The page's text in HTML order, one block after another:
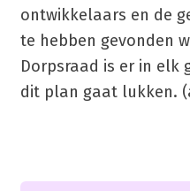
ontwikkelaars en de
te hebben gevonden
Dorpsraad is er in elk
dit plan gaat lukken.